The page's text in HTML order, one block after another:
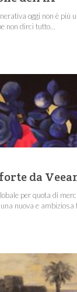
oggi non è più
non dirci tutto...
da
per quota di
nuova e ambiziosa